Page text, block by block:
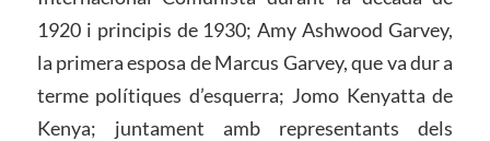
1920 i principis de 1930; Amy Ashwood Garvey,
la primera esposa de Marcus Garvey, que va dur a
terme polítiques d’esquerra; Jomo Kenyatta de
Kenya; juntament amb representants dels